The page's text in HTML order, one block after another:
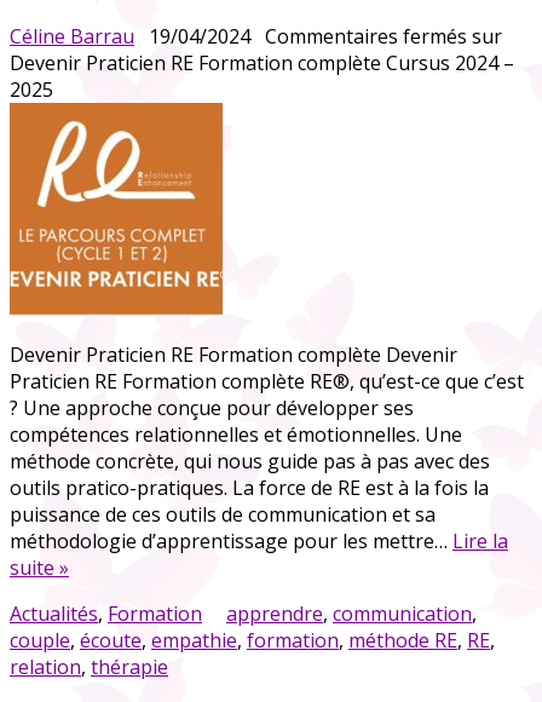
Céline Barrau 19/04/2024 Commentaires fermés sur
Devenir Praticien RE Formation complète Cursus 2024 –
2025
Devenir Praticien RE Formation complète Devenir
Praticien RE Formation complète RE®, qu’est-ce que c’est
? Une approche conçue pour développer ses
compétences relationnelles et émotionnelles. Une
méthode concrète, qui nous guide pas à pas avec des
outils pratico-pratiques. La force de RE est à la fois la
puissance de ces outils de communication et sa
méthodologie d’apprentissage pour les mettre… Lire la
suite »
Actualités, Formation apprendre, communication,
couple, écoute, empathie, formation, méthode RE, RE,
relation, thérapie